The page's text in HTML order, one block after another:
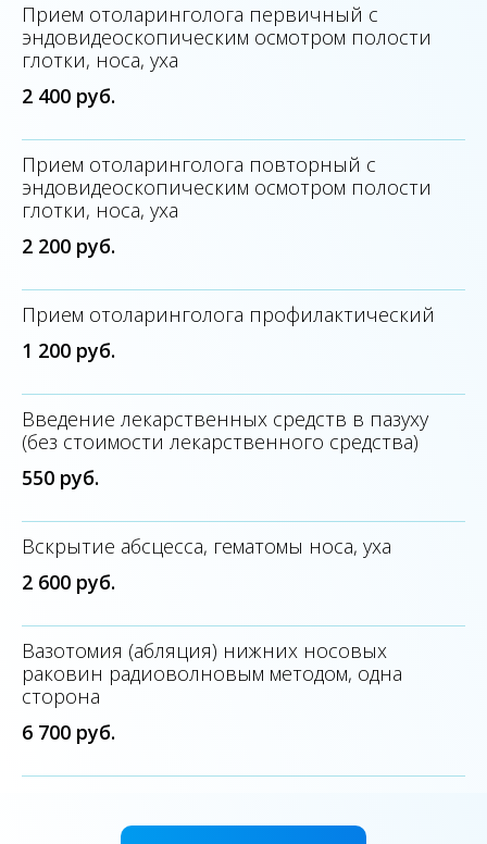
Прием отоларинголога первичный с
эндовидеоскопическим осмотром полости
глотки, носа, уха
2 400 руб.
Прием отоларинголога повторный с
эндовидеоскопическим осмотром полости
глотки, носа, уха
2 200 руб.
Прием отоларинголога профилактический
1 200 руб.
Введение лекарственных средств в пазуху
(без стоимости лекарственного средства)
550 руб.
Вскрытие абсцесса, гематомы носа, уха
2 600 руб.
Вазотомия (абляция) нижних носовых
раковин радиоволновым методом, одна
сторона
6 700 руб.